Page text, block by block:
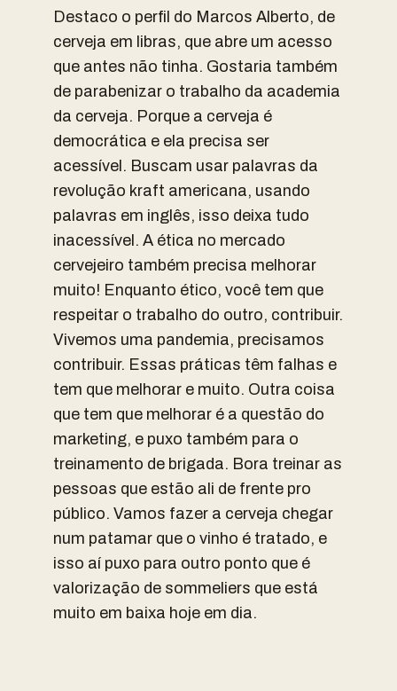
Destaco o perfil do Marcos Alberto, de
cerveja em libras, que abre um acesso
que antes não tinha. Gostaria também
de parabenizar o trabalho da academia
da cerveja. Porque a cerveja é
democrática e ela precisa ser
acessível. Buscam usar palavras da
revolução kraft americana, usando
palavras em inglês, isso deixa tudo
inacessível. A ética no mercado
cervejeiro também precisa melhorar
muito! Enquanto ético, você tem que
respeitar o trabalho do outro, contribuir.
Vivemos uma pandemia, precisamos
contribuir. Essas práticas têm falhas e
tem que melhorar e muito. Outra coisa
que tem que melhorar é a questão do
marketing, e puxo também para o
treinamento de brigada. Bora treinar as
pessoas que estão ali de frente pro
público. Vamos fazer a cerveja chegar
num patamar que o vinho é tratado, e
isso aí puxo para outro ponto que é
valorização de sommeliers que está
muito em baixa hoje em dia.